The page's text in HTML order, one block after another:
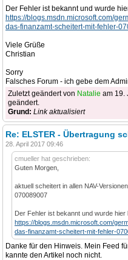
Der Fehler ist bekannt und wurde
https://blogs.msdn.microsoft.com/
das-finanzamt-scheitert-mit-fehler-
Viele Grüße
Christian
Sorry
Falsches Forum - ich gebe dem
Zuletzt geändert von Natalie am 19.
geändert.
Grund: Link aktualisiert
Re: ELSTER - Übertragung
28. April 2017 09:46
cmueller hat geschrieben:
Guten Morgen,
aktuell scheitert in allen NAV-
070089007
Der Fehler ist bekannt und wurde hier
https://blogs.msdn.microsoft.com/
das-finanzamt-scheitert-mit-fehler-
Danke für den Hinweis. Mein Feed
kannte den Artikel noch nicht.